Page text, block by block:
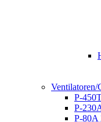
Ventilatoren/
P-
P-
P-80A